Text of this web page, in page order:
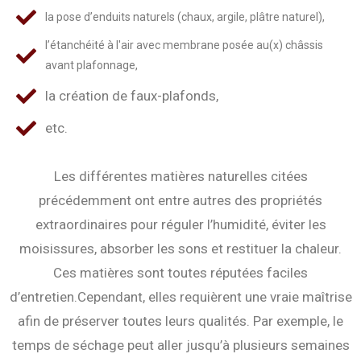
la pose d’enduits naturels (chaux, argile, plâtre naturel),
l’étanchéité à l'air avec membrane posée au(x) châssis
avant plafonnage,
la création de faux-plafonds,
etc.
Les différentes matières naturelles citées
précédemment ont entre autres des propriétés
extraordinaires pour réguler l’humidité, éviter les
moisissures, absorber les sons et restituer la chaleur.
Ces matières sont toutes réputées faciles
d’entretien.Cependant, elles requièrent une vraie maîtrise
afin de préserver toutes leurs qualités. Par exemple, le
temps de séchage peut aller jusqu’à plusieurs semaines